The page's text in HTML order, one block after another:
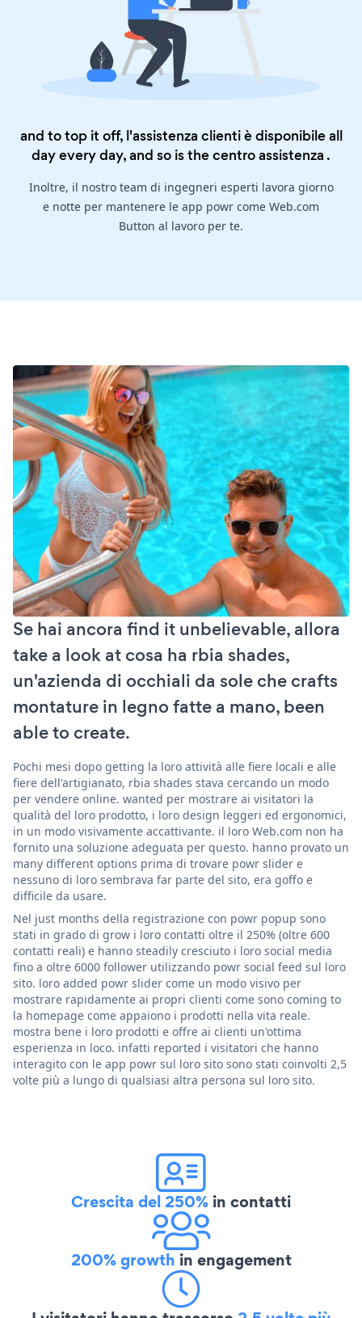
and to top it off, l'assistenza clienti è disponibile all
day every day, and so is thecentro assistenza .
Inoltre, il nostro team di ingegneri esperti lavora giorno
e notte per mantenere le app powr come Web.com
Button al lavoro per te.
Se hai ancora find it unbelievable, allora
take a look at cosa ha rbia shades,
un'azienda di occhiali da sole che crafts
montature in legno fatte a mano, been
able to create.
Pochi mesi dopo getting la loro attività alle fiere locali e alle
fiere dell'artigianato, rbia shades stava cercando un modo
per vendere online. wanted per mostrare ai visitatori la
qualità del loro prodotto, i loro design leggeri ed ergonomici,
in un modo visivamente accattivante. il loro Web.com non ha
fornito una soluzione adeguata per questo. hanno provato un
many different options prima di trovare powr slider e
nessuno di loro sembrava far parte del sito, era goffo e
difficile da usare.
Nel just months della registrazione con powr popup sono
stati in grado di grow i loro contatti oltre il 250% (oltre 600
contatti reali) e hanno steadily cresciuto i loro social media
fino a oltre 6000 follower utilizzando powr social feed sul loro
sito. loro added powr slider come un modo visivo per
mostrare rapidamente ai propri clienti come sono coming to
la homepage come appaiono i prodotti nella vita reale.
mostra bene i loro prodotti e offre ai clienti un'ottima
esperienza in loco. infatti reported i visitatori che hanno
interagito con le app powr sul loro sito sono stati coinvolti 2,5
volte più a lungo di qualsiasi altra persona sul loro sito.
Crescita del 250% in contatti
200% growth in engagement